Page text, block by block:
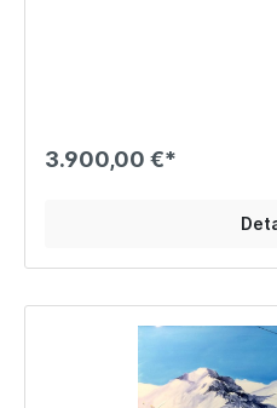
3.900,00 €*